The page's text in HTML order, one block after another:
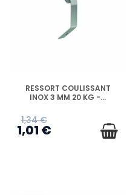
EN STOCK
RESSORT COULISSANT
INOX 3 MM 20 KG -...
1,34 €
1,01 €